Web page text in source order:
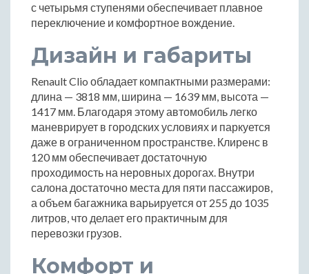
с четырьмя ступенями обеспечивает плавное
переключение и комфортное вождение.
Дизайн и габариты
Renault Clio обладает компактными размерами:
длина — 3818 мм, ширина — 1639 мм, высота —
1417 мм. Благодаря этому автомобиль легко
маневрирует в городских условиях и паркуется
даже в ограниченном пространстве. Клиренс в
120 мм обеспечивает достаточную
проходимость на неровных дорогах. Внутри
салона достаточно места для пяти пассажиров,
а объем багажника варьируется от 255 до 1035
литров, что делает его практичным для
перевозки грузов.
Комфорт и